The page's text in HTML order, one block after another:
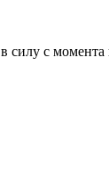
силу с